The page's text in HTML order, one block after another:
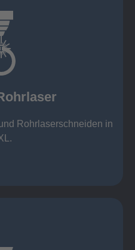
Rohrlaserschneiden in
x 300 mm
15 mm (oxidfrei)
(oxidfrei)